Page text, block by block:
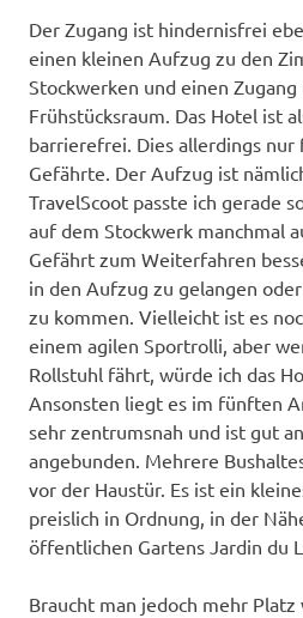
Der Zugang ist hindernisfrei
einen kleinen Aufzug zu den
Stockwerken und einen
Frühstücksraum. Das Hotel ist
barrierefrei. Dies allerdings nur
Gefährte. Der Aufzug ist
TravelScoot passte ich gerade
auf dem Stockwerk manchmal
Gefährt zum Weiterfahren
in den Aufzug zu gelangen
zu kommen. Vielleicht ist es
einem agilen Sportrolli, aber
Rollstuhl fährt, würde ich das
Ansonsten liegt es im fünften
sehr zentrumsnah und ist gut
angebunden. Mehrere
vor der Haustür. Es ist ein
preislich in Ordnung, in der
öffentlichen Gartens Jardin du
Braucht man jedoch mehr Platz